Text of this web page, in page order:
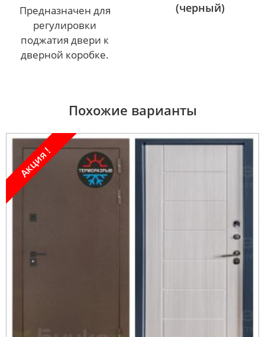
Предназначен для
регулировки
поджатия двери к
дверной коробке.
(черный)
Похожие варианты
Акция !